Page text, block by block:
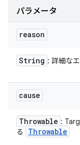
パラメータ
reason
String : 詳細な
cause
Throwable :
る
Throwable